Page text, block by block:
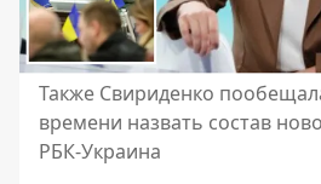
Также Свириденко
времени назвать состав
РБК-Украина